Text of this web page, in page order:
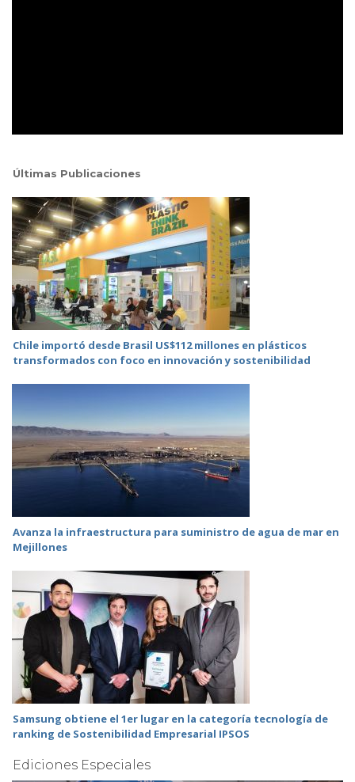
Últimas Publicaciones
Chile importó desde Brasil US$112 millones en plásticos
transformados con foco en innovación y sostenibilidad
Avanza la infraestructura para suministro de agua de mar en
Mejillones
Samsung obtiene el 1er lugar en la categoría tecnología de
ranking de Sostenibilidad Empresarial IPSOS
Ediciones Especiales